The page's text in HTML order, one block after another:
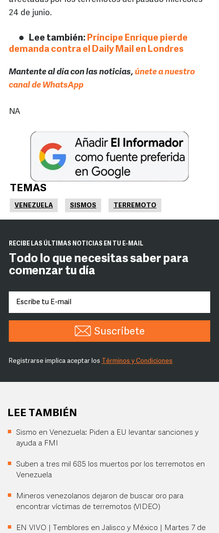
24 de junio.
Lee también: Príncipe Enrique pierde
demanda contra el Daily Mail en Londres
Mantente al día con las noticias, únete a nuestro
canal de WhatsApp
NA
TEMAS
VENEZUELA SISMOS TERREMOTO
RECIBE LAS ÚLTIMAS NOTICIAS EN TU E-MAIL
Todo lo que necesitas saber para
comenzar tu día
Suscríbete
Registrarse implica aceptar los Términos y Condiciones
LEE TAMBIÉN
Sismo en Venezuela: Piden a EU levantar sanciones y
ayuda a FMI
Suben a tres mil 685 los muertos por los terremotos en
Venezuela
Mineros venezolanos dejaron de buscar oro para
encontrar víctimas de terremotos (VIDEO)
EN VIVO | Temblores en Jalisco y México | Martes 7 de